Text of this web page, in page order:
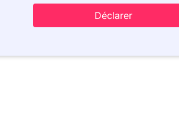
Déclarer